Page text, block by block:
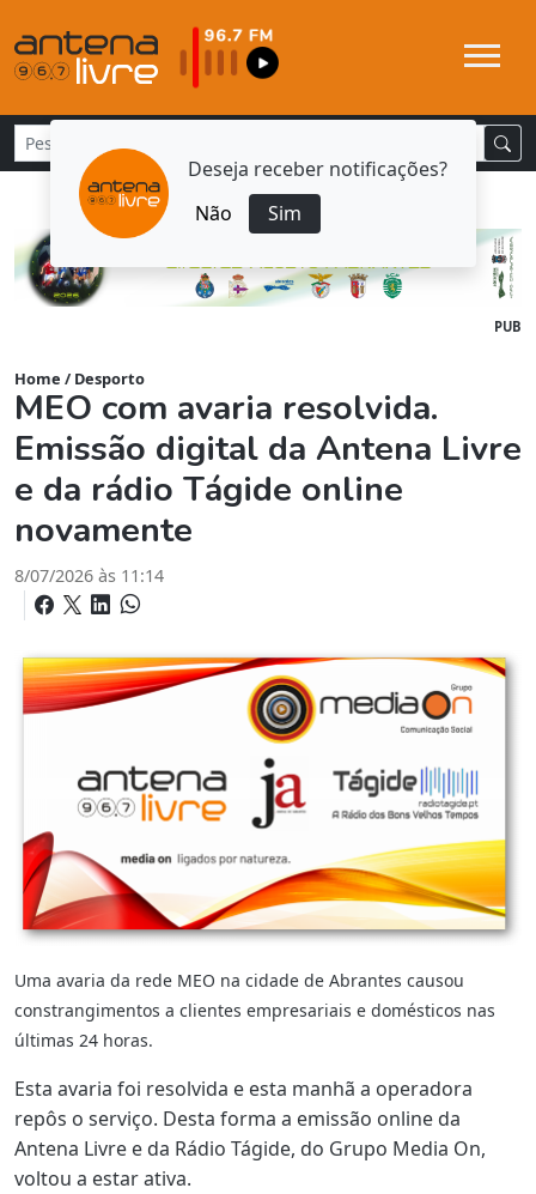
Deseja receber notificações?
Não
Sim
PUB
Home / Desporto
MEO com avaria resolvida.
Emissão digital da Antena Livre
e da rádio Tágide online
novamente
8/07/2026 às 11:14
Uma avaria da rede MEO na cidade de Abrantes causou
constrangimentos a clientes empresariais e domésticos nas
últimas 24 horas.
Esta avaria foi resolvida e esta manhã a operadora
repôs o serviço. Desta forma a emissão online da
Antena Livre e da Rádio Tágide, do Grupo Media On,
voltou a estar ativa.